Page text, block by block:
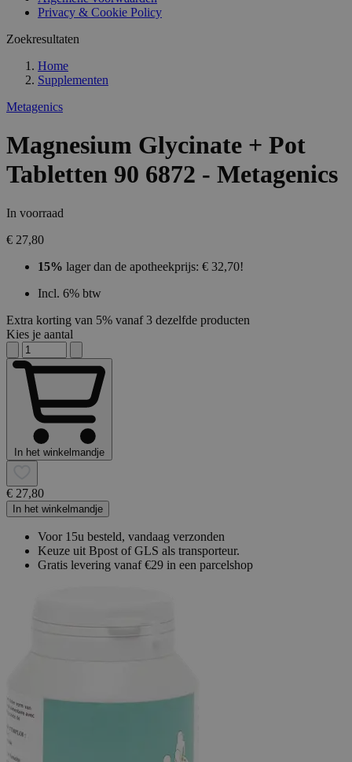
Privacy & Cookie Policy
Zoekresultaten
Home
Supplementen
Metagenics
Magnesium Glycinate + Pot
Tabletten 90 6872 - Metagenics
In voorraad
€ 27,80
15% lager dan de apotheekprijs: € 32,70!
Incl. 6% btw
Extra korting van 5% vanaf 3 dezelfde producten
Kies je aantal
In het winkelmandje
€ 27,80
In het winkelmandje
Voor 15u besteld, vandaag verzonden
Keuze uit Bpost of GLS als transporteur.
Gratis levering vanaf €29 in een parcelshop